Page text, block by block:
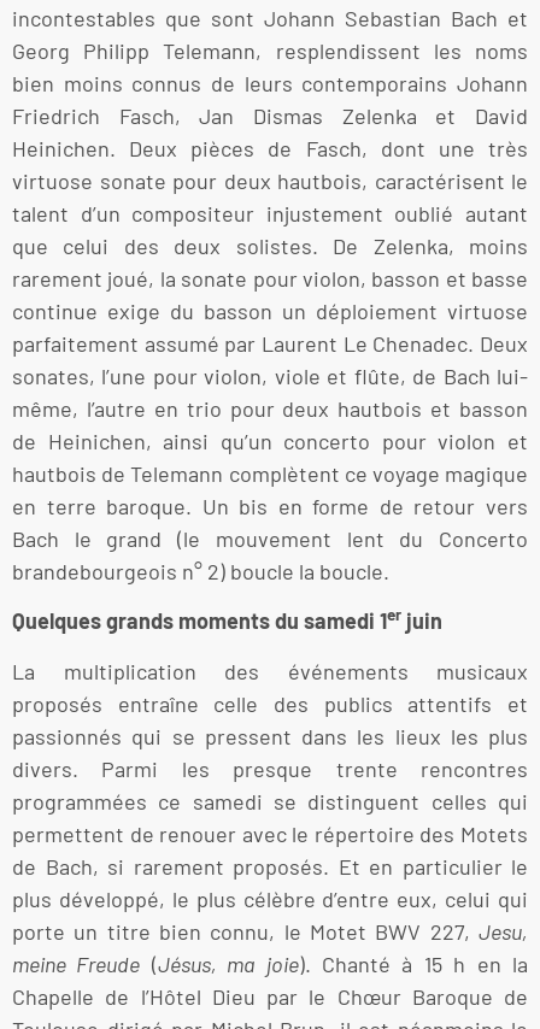
incontestables que sont Johann Sebastian Bach et
Georg Philipp Telemann, resplendissent les noms
bien moins connus de leurs contemporains Johann
Friedrich Fasch, Jan Dismas Zelenka et David
Heinichen. Deux pièces de Fasch, dont une très
virtuose sonate pour deux hautbois, caractérisent le
talent d’un compositeur injustement oublié autant
que celui des deux solistes. De Zelenka, moins
rarement joué, la sonate pour violon, basson et basse
continue exige du basson un déploiement virtuose
parfaitement assumé par Laurent Le Chenadec. Deux
sonates, l’une pour violon, viole et flûte, de Bach lui-
même, l’autre en trio pour deux hautbois et basson
de Heinichen, ainsi qu’un concerto pour violon et
hautbois de Telemann complètent ce voyage magique
en terre baroque. Un bis en forme de retour vers
Bach le grand (le mouvement lent du Concerto
brandebourgeois n° 2) boucle la boucle.
Quelques grands moments du samedi 1er juin
La multiplication des événements musicaux
proposés entraîne celle des publics attentifs et
passionnés qui se pressent dans les lieux les plus
divers. Parmi les presque trente rencontres
programmées ce samedi se distinguent celles qui
permettent de renouer avec le répertoire des Motets
de Bach, si rarement proposés. Et en particulier le
plus développé, le plus célèbre d’entre eux, celui qui
porte un titre bien connu, le Motet BWV 227, Jesu,
meine Freude (Jésus, ma joie). Chanté à 15 h en la
Chapelle de l’Hôtel Dieu par le Chœur Baroque de